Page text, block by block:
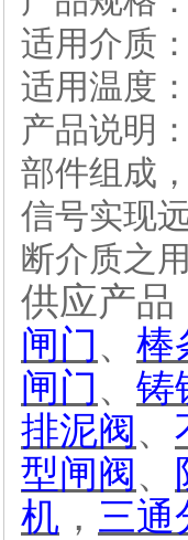
适用介质
适用温度
产品说明
部件组成
信号实现
断介质之
供应产品
闸门、 棒
闸门、 铸
排泥阀、
型闸阀、
机 ， 三通